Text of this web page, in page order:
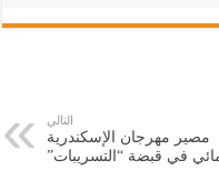
التالي
مصير مهرجان الإسكندرية
في قبضة “التسريبات”